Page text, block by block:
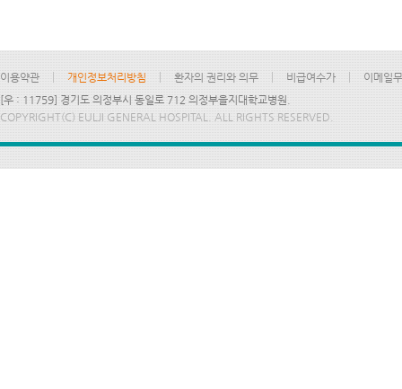
이용약관 개인정보처리방침 환자의 권리와 의무 비급여수가
이메일
[우 : 11759] 경기도 의정부시 동일로 712 의정부을지대학교병원.
COPYRIGHT(C) EULJI GENERAL HOSPITAL. ALL RIGHTS RESERVED.